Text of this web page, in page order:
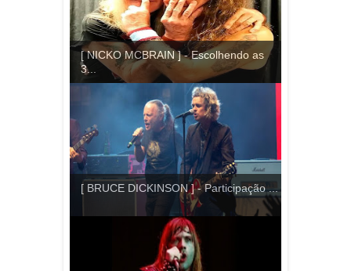
[ NICKO MCBRAIN ] - Escolhendo as
3...
[ BRUCE DICKINSON ] - Participação ...